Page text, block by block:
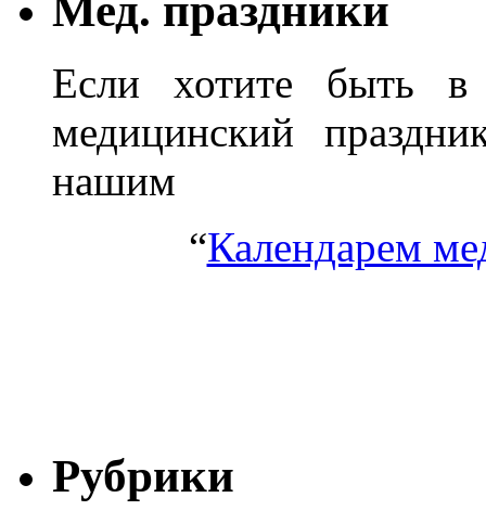
Мед. праздники
Если хотите быть в
медицинский
нашим
“Календарем
Рубрики